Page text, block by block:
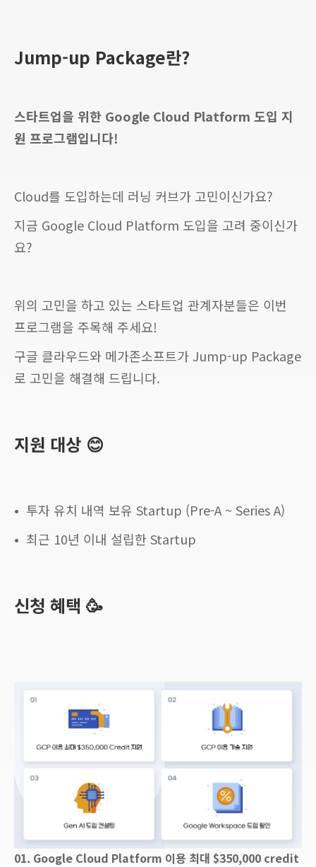
Jump-up Package란?
스타트업을 위한 Google Cloud Platform 도입 지
원 프로그램입니다!
Cloud를 도입하는데 러닝 커브가 고민이신가요?
지금 Google Cloud Platform 도입을 고려 중이신가
요?
위의 고민을 하고 있는 스타트업 관계자분들은 이번
프로그램을 주목해 주세요!
구글 클라우드와 메가존소프트가 Jump-up Package
로 고민을 해결해 드립니다.
지원 대상 😊
• 투자 유치 내역 보유 Startup (Pre-A ~ Series A)
• 최근 10년 이내 설립한 Startup
신청 혜택 🥳
01. Google Cloud Platform 이용 최대 $350,000 credit